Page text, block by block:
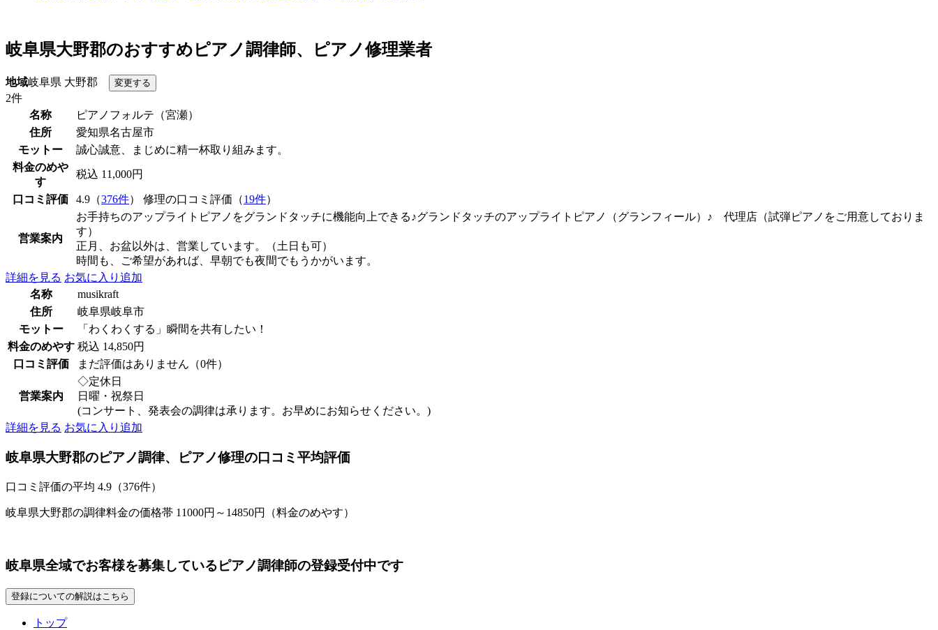
岐阜県大野郡のおすすめピアノ調律師、ピアノ修理業者
地域岐阜県 大野郡
2件
名称
ピアノフォルテ（宮瀬）
住所
愛知県名古屋市
モットー
誠心誠意、まじめに精一杯取り組みます。
料金のめや
す
税込 11,000円
口コミ評価 4.9（376件） 修理の口コミ評価（19件）
営業案内
お手持ちのアップライトピアノをグランドタッチに機能向上できる♪グランドタッチのアップライトピアノ（グランフィール）♪ 代理店（試弾ピアノをご用意しておりま
す）
正月、お盆以外は、営業しています。（土日も可）
時間も、ご希望があれば、早朝でも夜間でもうかがいます。
詳細を見る お気に入り追加
名称
musikraft
住所
岐阜県岐阜市
モットー
「わくわくする」瞬間を共有したい！
料金のめやす 税込 14,850円
口コミ評価
まだ評価はありません（0件）
営業案内
◇定休日
日曜・祝祭日
(コンサート、発表会の調律は承ります。お早めにお知らせください。)
詳細を見る お気に入り追加
岐阜県大野郡のピアノ調律、ピアノ修理の口コミ平均評価
口コミ評価の平均 4.9（376件）
岐阜県大野郡の調律料金の価格帯 11000円～14850円（料金のめやす）
岐阜県全域でお客様を募集しているピアノ調律師の登録受付中です
登録についての解説はこちら
トップ